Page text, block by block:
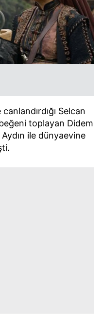
Selcan
toplayan Didem
Aydın ile dünyaevine